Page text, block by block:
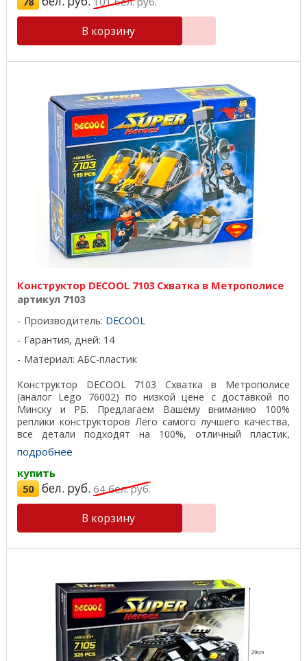
В корзину
Конструктор DECOOL 7103 Схватка в Метрополисе
артикул 7103
Производитель: DECOOL
Гарантия, дней: 14
Материал: АБС-пластик
Конструктор DECOOL 7103 Схватка в Метрополисе
(аналог Lego 76002) по низкой цене с доставкой по
Минску и РБ. Предлагаем Вашему вниманию 100%
реплики конструкторов Лего самого лучшего качества,
все детали подходят на 100%, отличный пластик,
красивая ...
подробнее
купить
50 бел. руб. 64бел. руб.
В корзину